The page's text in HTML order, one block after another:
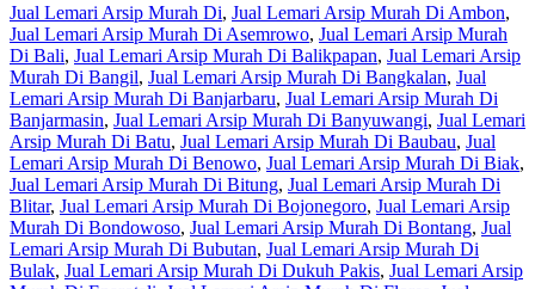
Jual Lemari Arsip Murah Di, Jual Lemari Arsip Murah Di Ambon,
Jual Lemari Arsip Murah Di Asemrowo, Jual Lemari Arsip Murah
Di Bali, Jual Lemari Arsip Murah Di Balikpapan, Jual Lemari Arsip
Murah Di Bangil, Jual Lemari Arsip Murah Di Bangkalan, Jual
Lemari Arsip Murah Di Banjarbaru, Jual Lemari Arsip Murah Di
Banjarmasin, Jual Lemari Arsip Murah Di Banyuwangi, Jual Lemari
Arsip Murah Di Batu, Jual Lemari Arsip Murah Di Baubau, Jual
Lemari Arsip Murah Di Benowo, Jual Lemari Arsip Murah Di Biak,
Jual Lemari Arsip Murah Di Bitung, Jual Lemari Arsip Murah Di
Blitar, Jual Lemari Arsip Murah Di Bojonegoro, Jual Lemari Arsip
Murah Di Bondowoso, Jual Lemari Arsip Murah Di Bontang, Jual
Lemari Arsip Murah Di Bubutan, Jual Lemari Arsip Murah Di
Bulak, Jual Lemari Arsip Murah Di Dukuh Pakis, Jual Lemari Arsip